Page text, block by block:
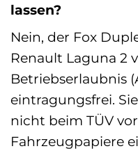
lassen?
Nein, der Fox
Renault Laguna 2
Betriebserlaubnis
eintragungsfrei.
nicht beim TÜV
Fahrzeugpapiere